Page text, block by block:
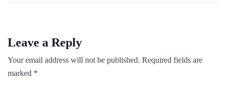
Leave a Reply
Your email address will not be published. Required fields are
marked *